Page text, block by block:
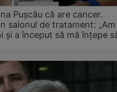
Pușcău că are cancer.
salonul de tratament:
și a început să mă înțepe